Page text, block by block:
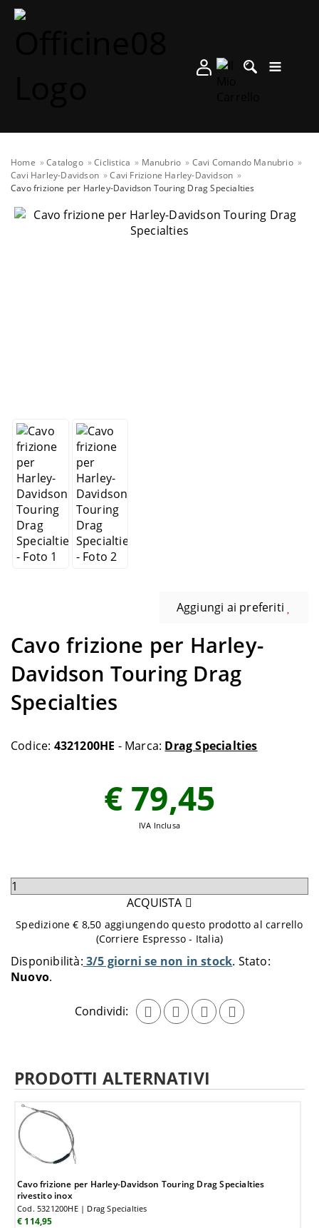
Home Catalogo Ciclistica Manubrio
Cavi Comando Manubrio
Cavi Harley-Davidson
Cavi Frizione Harley-Davidson
Cavo frizione per Harley-Davidson Touring Drag Specialties
Aggiungi ai preferiti
Cavo frizione per Harley-
Davidson Touring Drag
Specialties
Codice: 4321200HE - Marca: Drag Specialties
Disponibilità: 3/5 giorni se non in stock Stato:
Nuovo
Condividi:
€ 79,45
IVA Inclusa
Seleziona
aggiungere
carrello
ACQUISTA
Spedizione € 8,50 aggiungendo questo prodotto al carrello
(Corriere Espresso - Italia)
PRODOTTI ALTERNATIVI
Cavo frizione per Harley-Davidson Touring Drag Specialties
rivestito inox
Cod. 5321200HE | Drag Specialties
€ 114,95